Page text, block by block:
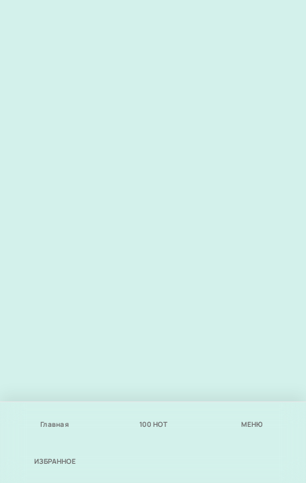
Главная 100 НОТ МЕНЮ
ИЗБРАННОЕ